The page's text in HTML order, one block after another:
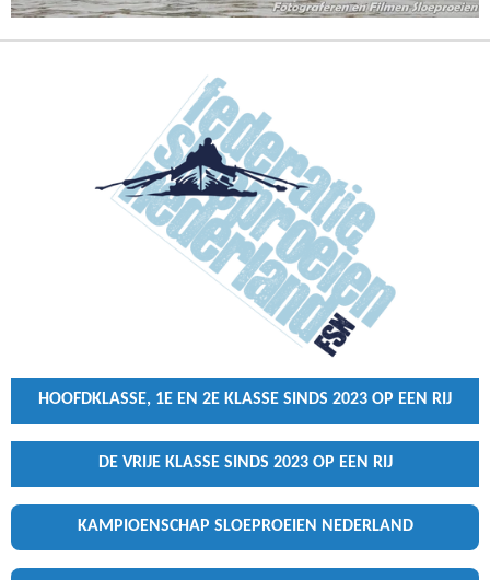
HOOFDKLASSE, 1E EN 2E KLASSE SINDS 2023 OP EEN RIJ
DE VRIJE KLASSE SINDS 2023 OP EEN RIJ
KAMPIOENSCHAP SLOEPROEIEN NEDERLAND